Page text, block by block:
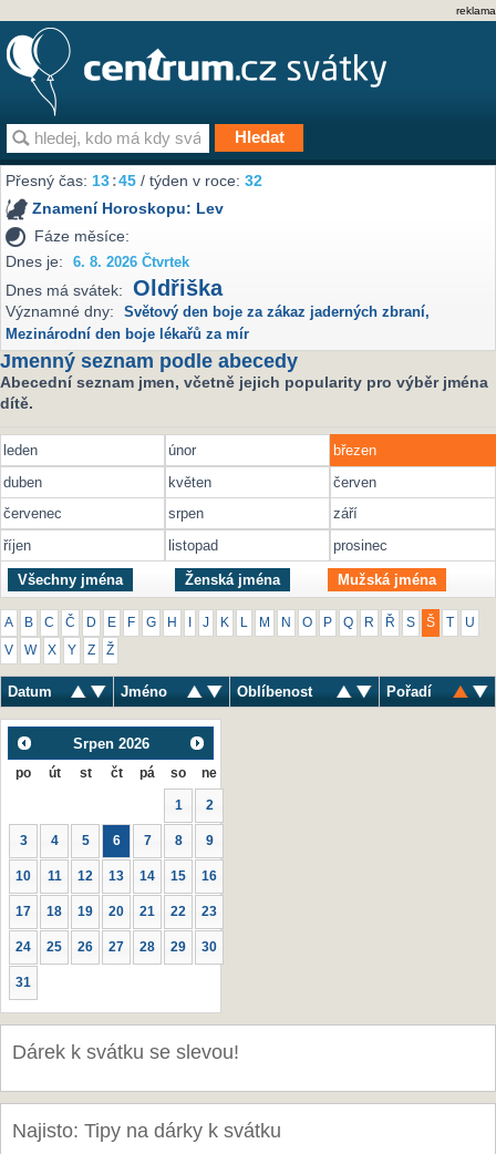
reklama
Přesný čas:13:45 / týden v roce:32
Znamení Horoskopu: Lev
Fáze měsíce:
Dnes je:
6. 8. 2026 Čtvrtek
Dnes má svátek: Oldřiška
Významné dny: Světový den boje za zákaz jaderných zbraní,
Mezinárodní den boje lékařů za mír
Jmenný seznam podle abecedy
Abecední seznam jmen, včetně jejich popularity pro výběr jména
dítě.
leden únor
březen
duben
květen
červen
červenec
srpen
září
říjen
listopad prosinec
Všechny jména Ženská jména Mužská jména
A B C Č D E F G H J K M N O P Q R Ř S Š U
V W X Y Z Ž
Datum Jméno Oblíbenost Pořadí
Srpen 2026
po út st čt pá so ne
1 2
3 4 5 6 7 8 9
10 11 12 13 14 15 16
17 18 19 20 21 22 23
24 25 26 27 28 29 30
31
Dárek k svátku se slevou!
Najisto: Tipy na dárky k svátku